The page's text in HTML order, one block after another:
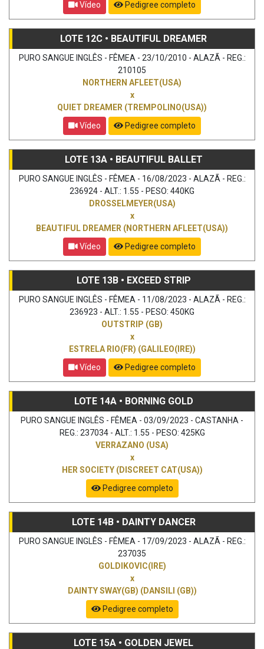
Vídeo Pedigree completo
LOTE 12C • BEAUTIFUL DREAMER
PURO SANGUE INGLÊS - FÊMEA - 23/10/2010 - ALAZÃ - REG.:
210105
NORTHERN AFLEET(USA)
x
QUIET DREAMER (TREMPOLINO(USA))
Vídeo
Pedigree completo
LOTE 13A • BEAUTIFUL BALLET
PURO SANGUE INGLÊS - FÊMEA - 16/08/2023 - ALAZÃ - REG.:
236924 - ALT.: 1.55 - PESO: 440KG
DROSSELMEYER(USA)
x
BEAUTIFUL DREAMER (NORTHERN AFLEET(USA))
Vídeo
Pedigree completo
LOTE 13B • EXCEED STRIP
PURO SANGUE INGLÊS - FÊMEA - 11/08/2023 - ALAZÃ - REG.:
236923 - ALT.: 1.55 - PESO: 450KG
OUTSTRIP (GB)
x
ESTRELA RIO(FR) (GALILEO(IRE))
Vídeo
Pedigree completo
LOTE 14A • BORNING GOLD
PURO SANGUE INGLÊS - FÊMEA - 03/09/2023 - CASTANHA -
REG.: 237034 - ALT.: 1.55 - PESO: 425KG
VERRAZANO (USA)
x
HER SOCIETY (DISCREET CAT(USA))
Pedigree completo
LOTE 14B • DAINTY DANCER
PURO SANGUE INGLÊS - FÊMEA - 17/09/2023 - ALAZÃ - REG.:
237035
GOLDIKOVIC(IRE)
x
DAINTY SWAY(GB) (DANSILI (GB))
Pedigree completo
LOTE 15A • GOLDEN JEWEL